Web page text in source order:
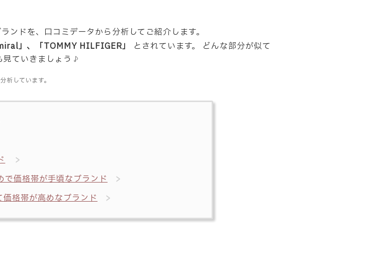
ンドを、口コミデータから分析してご紹介します。
」、「TOMMY HILFIGER」
とされています。 どんな部分が似て
見ていきましょう♪
しています。
価格帯が手頃なブランド
格帯が高めなブランド